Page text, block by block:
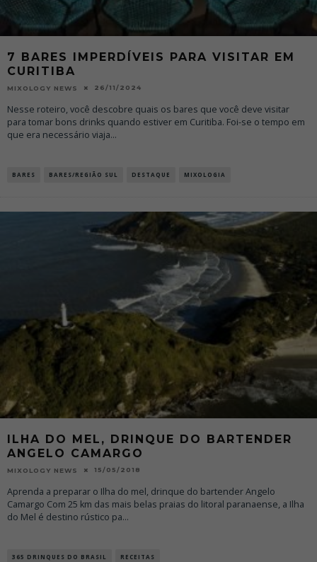
7 BARES IMPERDÍVEIS PARA VISITAR EM
CURITIBA
MIXOLOGY NEWS 26/11/2024
Nesse roteiro, você descobre quais os bares que você deve visitar
para tomar bons drinks quando estiver em Curitiba. Foi-se o tempo em
que era necessário viaja...
BARES BARES/REGIÃO SUL DESTAQUE MIXOLOGIA
ILHA DO MEL, DRINQUE DO BARTENDER
ANGELO CAMARGO
MIXOLOGY NEWS 15/05/2018
Aprenda a preparar o Ilha do mel, drinque do bartender Angelo
Camargo Com 25 km das mais belas praias do litoral paranaense, a Ilha
do Mel é destino rústico pa...
365 DRINQUES DO BRASIL RECEITAS